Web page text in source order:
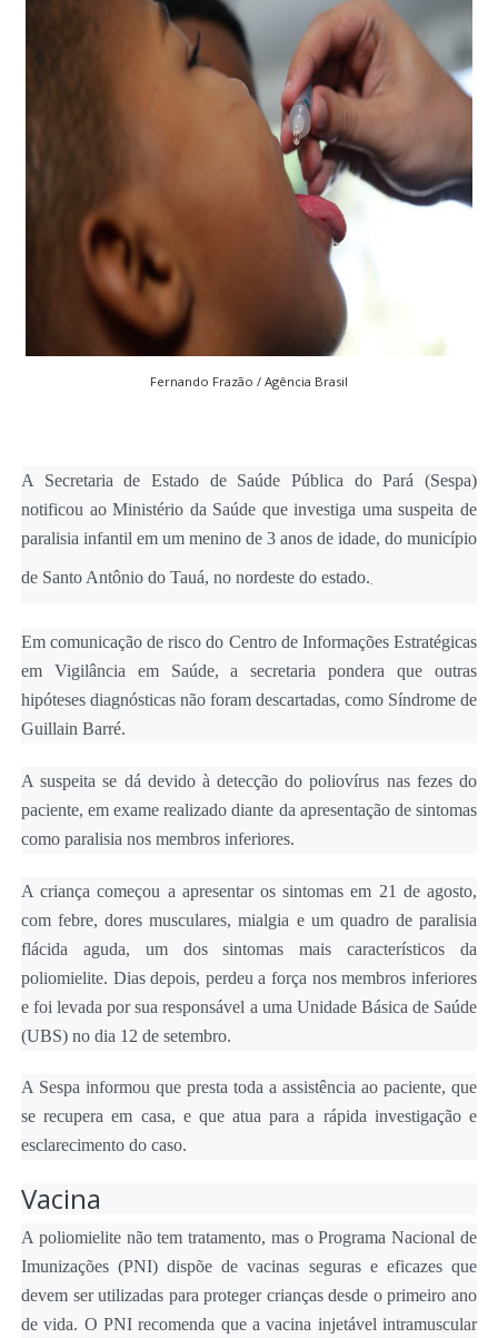
Fernando Frazão / Agência Brasil
A Secretaria de Estado de Saúde Pública do Pará (Sespa)
notificou ao Ministério da Saúde que investiga uma suspeita de
paralisia infantil em um menino de 3 anos de idade, do município
de Santo Antônio do Tauá, no nordeste do estado.
Em comunicação de risco do Centro de Informações Estratégicas
em Vigilância em Saúde, a secretaria pondera que outras
hipóteses diagnósticas não foram descartadas, como Síndrome de
Guillain Barré.
A suspeita se dá devido à detecção do poliovírus nas fezes do
paciente, em exame realizado diante da apresentação de sintomas
como paralisia nos membros inferiores.
A criança começou a apresentar os sintomas em 21 de agosto,
com febre, dores musculares, mialgia e um quadro de paralisia
flácida aguda, um dos sintomas mais característicos da
poliomielite. Dias depois, perdeu a força nos membros inferiores
e foi levada por sua responsável a uma Unidade Básica de Saúde
(UBS) no dia 12 de setembro.
A Sespa informou que presta toda a assistência ao paciente, que
se recupera em casa, e que atua para a rápida investigação e
esclarecimento do caso.
Vacina
A poliomielite não tem tratamento, mas o Programa Nacional de
Imunizações (PNI) dispõe de vacinas seguras e eficazes que
devem ser utilizadas para proteger crianças desde o primeiro ano
de vida. O PNI recomenda que a vacina injetável intramuscular